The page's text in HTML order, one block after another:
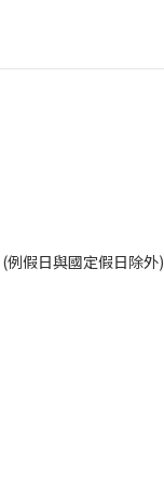
假日與國定假日除外)